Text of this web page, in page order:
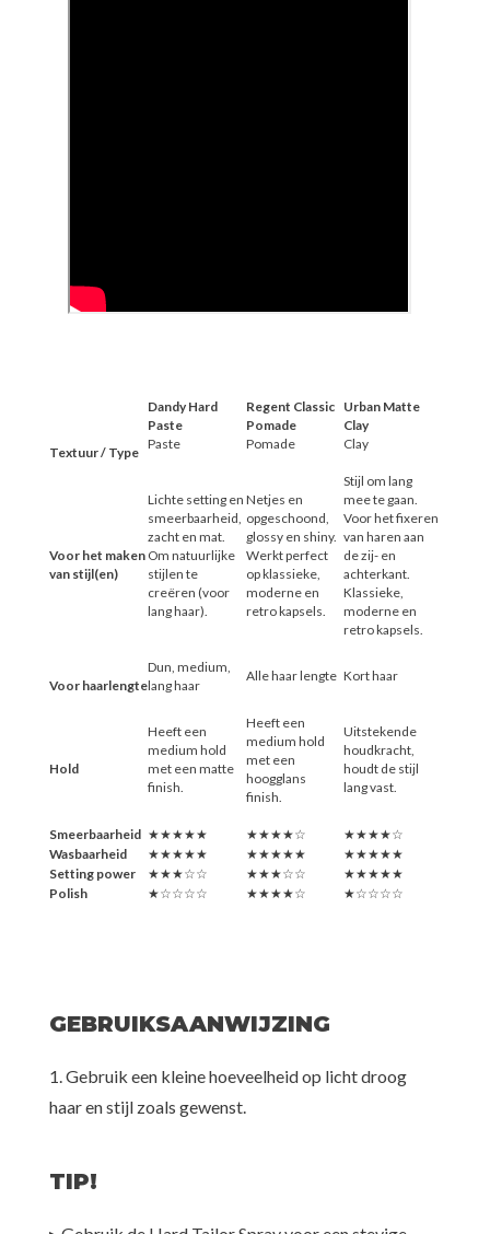
Dandy Hard
Paste
Regent Classic
Pomade
Urban Matte
Clay
Textuur / Type
Paste Pomade Clay
Voor het maken
van stijl(en)
Lichte setting en
smeerbaarheid,
zacht en mat.
Om natuurlijke
stijlen te
creëren (voor
lang haar).
Netjes en
opgeschoond,
glossy en shiny.
Werkt perfect
op klassieke,
moderne en
retro kapsels.
Stijl om lang
mee te gaan.
Voor het fixeren
van haren aan
de zij- en
achterkant.
Klassieke,
moderne en
retro kapsels.
Voor haarlengte
Dun, medium,
lang haar
Alle haar lengte Kort haar
Hold
Heeft een
medium hold
met een matte
finish.
Heeft een
medium hold
met een
hoogglans
finish.
Uitstekende
houdkracht,
houdt de stijl
lang vast.
Smeerbaarheid ★★★★★ ★★★★☆
★★★★☆
Wasbaarheid
★★★★★ ★★★★★
★★★★★
Setting power
★★★☆☆ ★★★☆☆
★★★★★
Polish
★☆☆☆☆ ★★★★☆ ★☆☆☆☆
GEBRUIKSAANWIJZING
1. Gebruik een kleine hoeveelheid op licht droog
haar en stijl zoals gewenst.
TIP!